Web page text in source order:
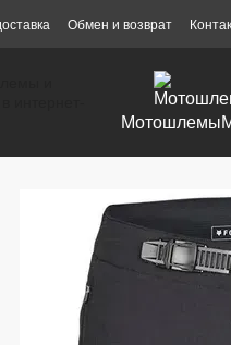
контентуОбмен и возврат
Мотошлемы